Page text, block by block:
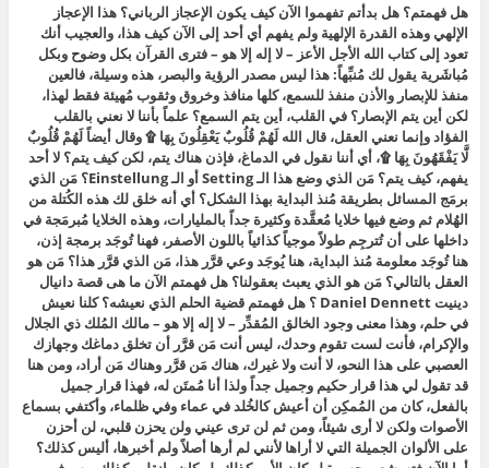
هل فهمتم؟ هل بدأتم تفهموا الآن كيف يكون الإعجاز الرباني؟ هذا الإعجاز
الإلهي وهذه القدرة الإلهية ولم يفهم أي أحد إلى الآن كيف هذا، والعجيب أنك
تعود إلى كتاب الله الأجل الأعز – لا إله إلا هو – فترى القرآن بكل وضوح وبكل
مُباشَرية يقول لك مُنبِّهاً: هذا ليس مصدر الرؤية والبصر، هذه وسيلة، فالعين
منفذ للإبصار والأذن منفذ للسمع، كلها منافذ وخروق وثقوب مُهيئة فقط لهذا،
لكن أين يتم الإبصار؟ في القلب، أين يتم السمع؟ علماً بأننا لا نعني بالقلب
الفؤاد وإنما نعني العقل، قال الله لَهُمْ قُلُوبٌ يَعْقِلُونَ بِهَا ۩ وقال أيضاً لَهُمْ قُلُوبٌ
لَّا يَفْقَهُونَ بِهَا ۩، أي أننا نقول في الدماغ، فإذن هناك يتم، لكن كيف يتم؟ لا أحد
يفهم، كيف يتم؟ مَن الذي وضع هذا الـ Setting أو الـ Einstellung؟ مَن الذي
برمَج المسائل بطريقة مُنذ البداية بهذا الشكل؟ أي أنه خلق لك هذه الكُتلة من
الهُلام ثم وضع فيها خلايا مُعقَّدة وكثيرة جداً بالمليارات، وهذه الخلايا مُبرمَجة في
داخلها على أن تُترجِم طولاً موجياً كذائياً باللون الأصفر، فهنا تُوجَد برمجة إذن،
هنا تُوجَد معلومة مُنذ البداية، هنا يُوجَد وعي قرَّر هذا، مَن الذي قرَّر هذا؟ مَن هو
العقل بالتالي؟ مَن هو الذي يعبث بعقولنا؟ هل فهمتم الآن ما هى قصة دانيال
دينيت Daniel Dennett ؟ هل فهمتم قضية الحلم الذي نعيشه؟ كلنا نعيش
في حلم، وهذا معنى وجود الخالق المُقدِّر – لا إله إلا هو – مالك المُلك ذي الجلال
والإكرام، فأنت لست تقوم وحدك، ليس أنت مَن قرَّر أن تخلق دماغك وجهازك
العصبي على هذا النحو، لا أنت ولا غيرك، هناك مَن قرَّر وهناك مَن أراد، ومن هنا
قد تقول لي هذا قرار حكيم وجميل جداً ولذا أنا مُمتَن له، فهذا قرار جميل
بالفعل، كان من المُمكِن أن أعيش كالخُلد في عماء وفي ظلماء، وأكتفي بسماع
الأصوات ولكن لا أرى شيئاً، ومن ثم لن ترى عيني ولن يحزن قلبي، لن أحزن
على الألوان الجميلة التي لا أراها لأنني لم أرها أصلاً ولم أخبرها، أليس كذلك؟